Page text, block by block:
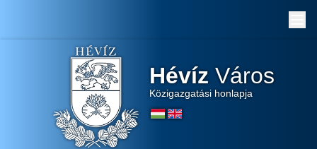
Hévíz Város
Közigazgatási honlapja